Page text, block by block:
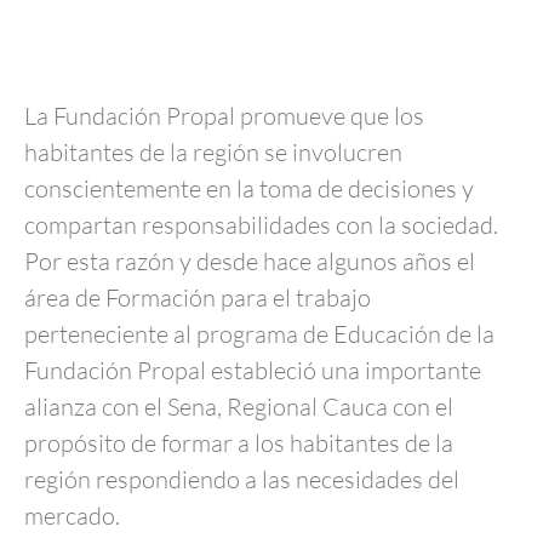
La Fundación Propal promueve que los
habitantes de la región se involucren
conscientemente en la toma de decisiones y
compartan responsabilidades con la sociedad.
Por esta razón y desde hace algunos años el
área de Formación para el trabajo
perteneciente al programa de Educación de la
Fundación Propal estableció una importante
alianza con el Sena, Regional Cauca con el
propósito de formar a los habitantes de la
región respondiendo a las necesidades del
mercado.